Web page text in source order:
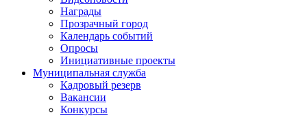
Награды
Прозрачный город
Календарь событий
Опросы
Инициативные проекты
Муниципальная служба
Кадровый резерв
Вакансии
Конкурсы